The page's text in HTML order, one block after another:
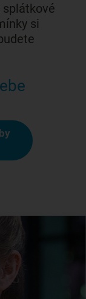
si